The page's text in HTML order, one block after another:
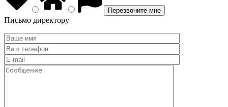
Письмо директору